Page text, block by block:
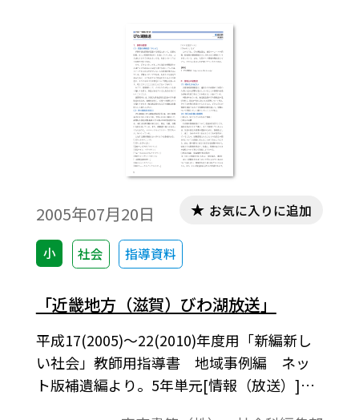
2005年07月20日
小 社会 指導資料
お気に入りに追加
「近畿地方（滋賀）びわ湖放送」
平成17(2005)～22(2010)年度用「新編新し
い社会」教師用指導書 地域事例編 ネッ
ト版補遺編より。5年単元[情報（放送）]地